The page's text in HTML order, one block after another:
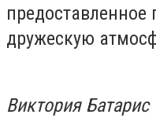
дружескую
Виктория Батарис